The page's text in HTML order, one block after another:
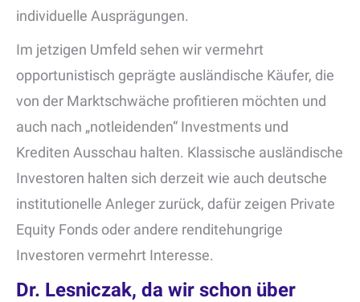
individuelle Ausprägungen.
Im jetzigen Umfeld sehen wir vermehrt
opportunistisch geprägte ausländische Käufer, die
von der Marktschwäche profitieren möchten und
auch nach „notleidenden“ Investments und
Krediten Ausschau halten. Klassische ausländische
Investoren halten sich derzeit wie auch deutsche
institutionelle Anleger zurück, dafür zeigen Private
Equity Fonds oder andere renditehungrige
Investoren vermehrt Interesse.
Dr. Lesniczak, da wir schon über